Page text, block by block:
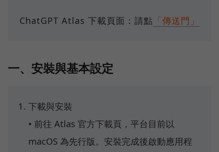
ChatGPT Atlas 下載頁面：請點 「傳送門」
一、安裝與基本設定
下載與安裝
• 前往 Atlas 官方下載頁，平台目前以
macOS 為先行版。安裝完成後啟動應用程